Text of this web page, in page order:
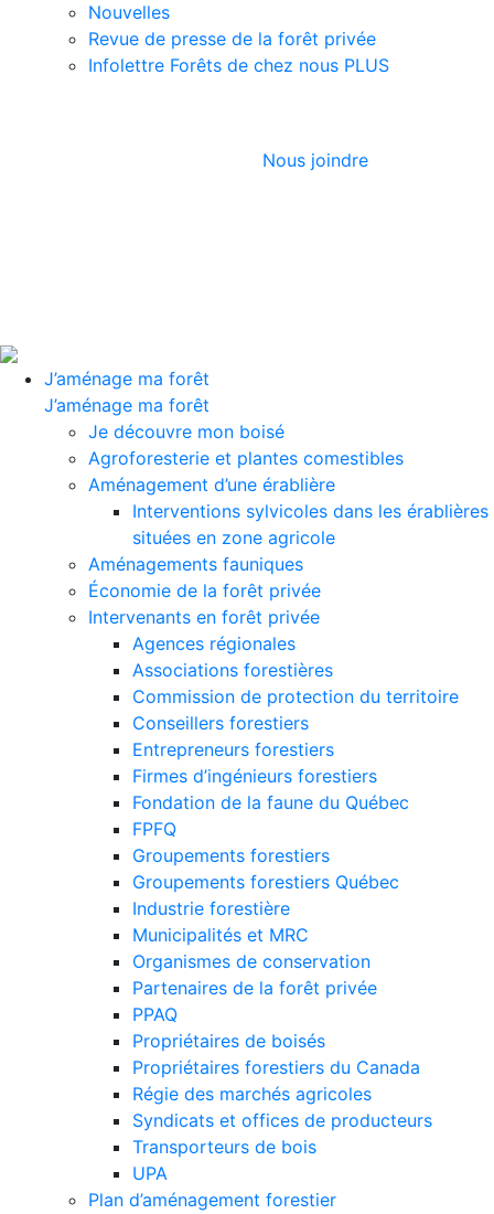
Nouvelles
Revue de presse de la forêt privée
Infolettre Forêts de chez nous PLUS
Nous joindre
J’aménage ma forêt
J’aménage ma forêt
Je découvre mon boisé
Agroforesterie et plantes comestibles
Aménagement d’une érablière
Interventions sylvicoles dans les érablières
situées en zone agricole
Aménagements fauniques
Économie de la forêt privée
Intervenants en forêt privée
Agences régionales
Associations forestières
Commission de protection du territoire
Conseillers forestiers
Entrepreneurs forestiers
Firmes d’ingénieurs forestiers
Fondation de la faune du Québec
FPFQ
Groupements forestiers
Groupements forestiers Québec
Industrie forestière
Municipalités et MRC
Organismes de conservation
Partenaires de la forêt privée
PPAQ
Propriétaires de boisés
Propriétaires forestiers du Canada
Régie des marchés agricoles
Syndicats et offices de producteurs
Transporteurs de bois
UPA
Plan d’aménagement forestier